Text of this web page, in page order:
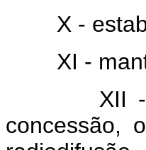
X -
XI -
XII
concessão,